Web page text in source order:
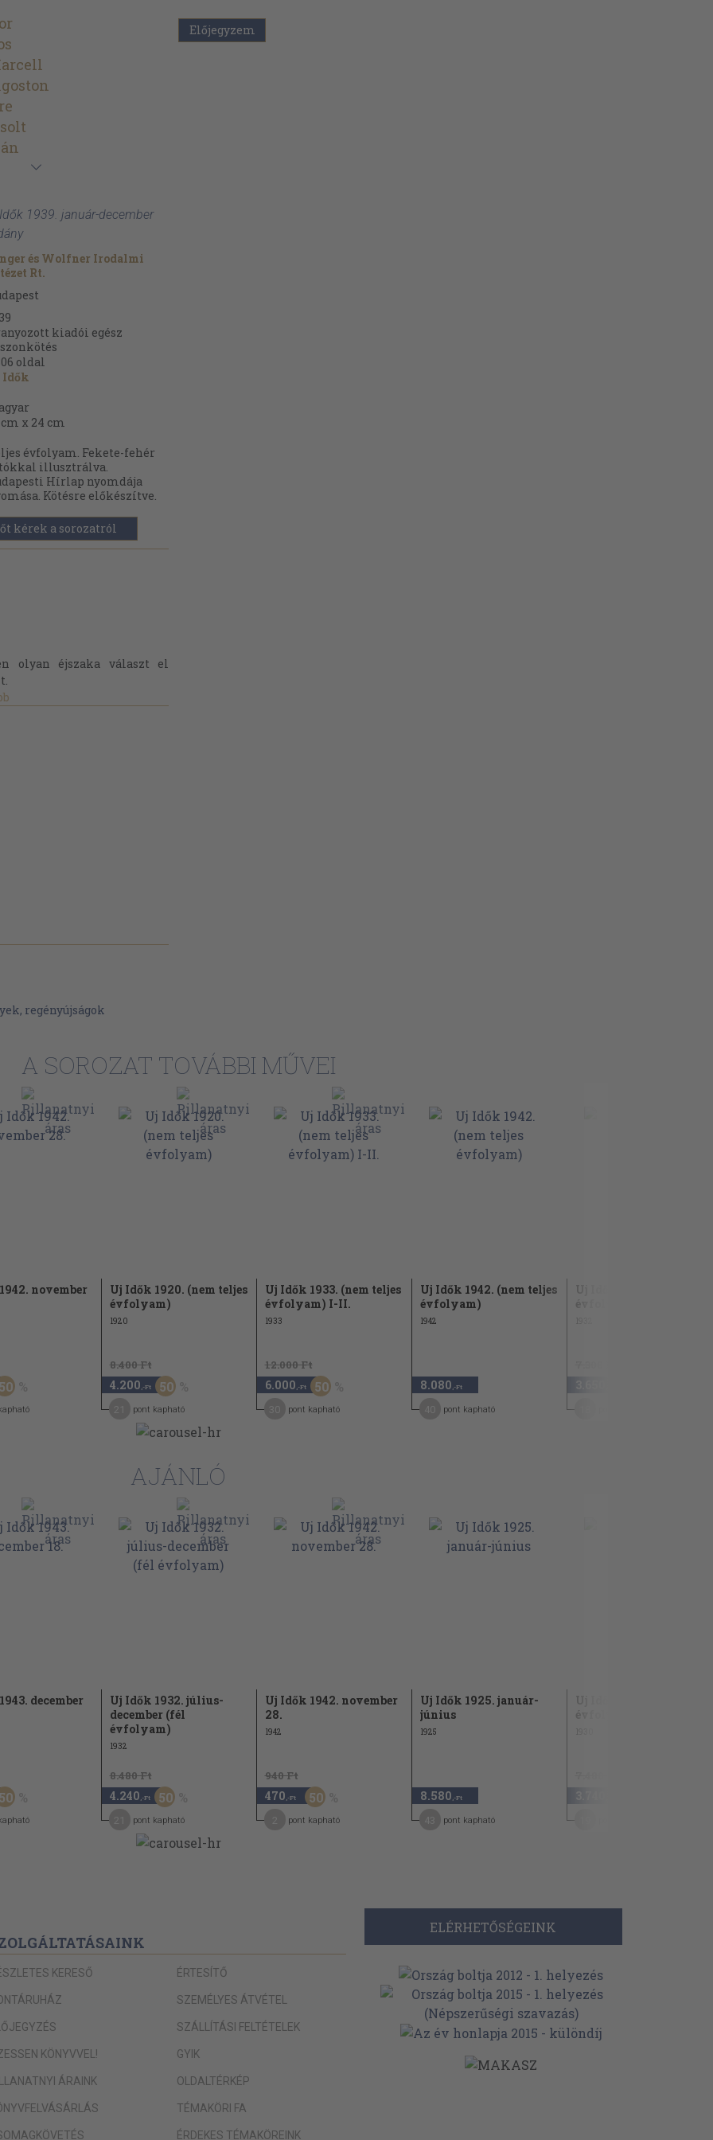
1939. január-december
és Wolfner Irodalmi
Rt.
kiadói egész
oldal
Idők
cm x 24 cm
évfolyam. Fekete-fehér
illusztrálva.
Hírlap nyomdája
Kötésre előkészítve.
kérek a sorozatról
olyan éjszaka választ el
hölgy»-ből. Fordította:
49
regényújságok
Előjegyzem
A SOROZAT TOVÁBBI MŰVEI
november
50
Uj Idők 1920. (nem teljes
évfolyam)
1920
8.400 Ft
4.200 ,-Ft 50
pont kapható
Uj Idők 1933. (nem teljes
évfolyam) I-II.
1933
12.000 Ft
6.000 ,-Ft 50
pont kapható
Uj Idők 1942. (nem teljes
évfolyam)
1942
8.080 ,-Ft
pont kapható
Uj Idők 1932. (nem teljes
évfolyam)
AJÁNLÓ
december
50
Uj Idők 1932. július-
december (fél
évfolyam)
1932
8.480 Ft
4.240 ,-Ft 50
pont kapható
Uj Idők 1942. november
28.
1942
940 Ft
470 ,-Ft 50
pont kapható
Uj Idők 1925. január-
június
1925
8.580 ,-Ft
pont kapható
Uj Idők 1930. (nem teljes
évfolyam)
KERESŐ
KÖNYVVEL!
ÁRAINK
ÉRTESÍTŐ
SZEMÉLYES ÁTVÉTEL
SZÁLLÍTÁSI FELTÉTELEK
GYIK
OLDALTÉRKÉP
TÉMAKÖRI FA
ÉRDEKES TÉMAKÖREINK
ELÉRHETŐSÉGEINK